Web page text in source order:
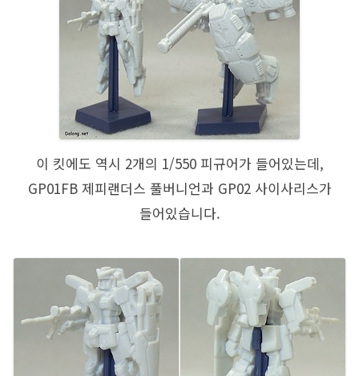
이 킷에도 역시 2개의 1/550 피규어가 들어있는데,
GP01FB 제피랜더스 풀버니언과 GP02 사이사리스가
들어있습니다.